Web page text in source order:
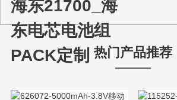
热门产品推荐